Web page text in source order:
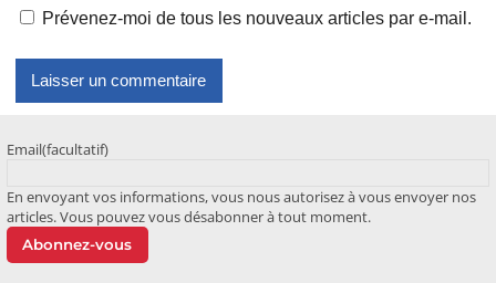
Prévenez-moi de tous les nouveaux articles par e-mail.
Email(facultatif)
En envoyant vos informations, vous nous autorisez à vous envoyer nos
articles. Vous pouvez vous désabonner à tout moment.
Abonnez-vous